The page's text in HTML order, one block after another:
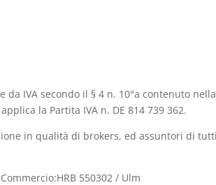
IVA secondo il § 4 n. 10°a contenuto
la Partita IVA n. DE 814 739 362.
in qualità di brokers, ed assuntori di
550302 / Ulm